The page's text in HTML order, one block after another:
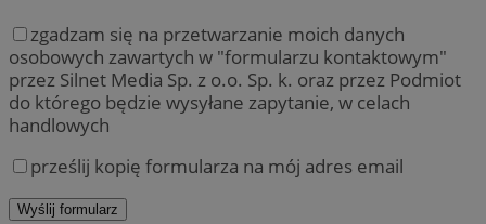
zgadzam się na przetwarzanie moich danych
osobowych zawartych w "formularzu kontaktowym"
przez Silnet Media Sp. z o.o. Sp. k. oraz przez Podmiot
do którego będzie wysyłane zapytanie, w celach
handlowych
prześlij kopię formularza na mój adres email